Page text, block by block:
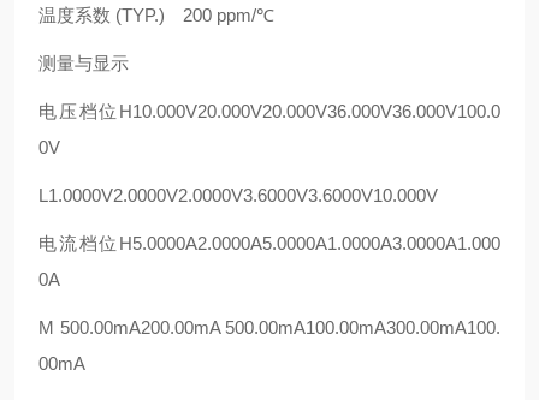
温度系数 (TYP.) 200 ppm/℃
测量与显示
电压档位H10.000V20.000V20.000V36.000V36.000V100.0
0V
L1.0000V2.0000V2.0000V3.6000V3.6000V10.000V
电流档位H5.0000A2.0000A5.0000A1.0000A3.0000A1.000
0A
M 500.00mA200.00mA 500.00mA100.00mA300.00mA100.
00mA